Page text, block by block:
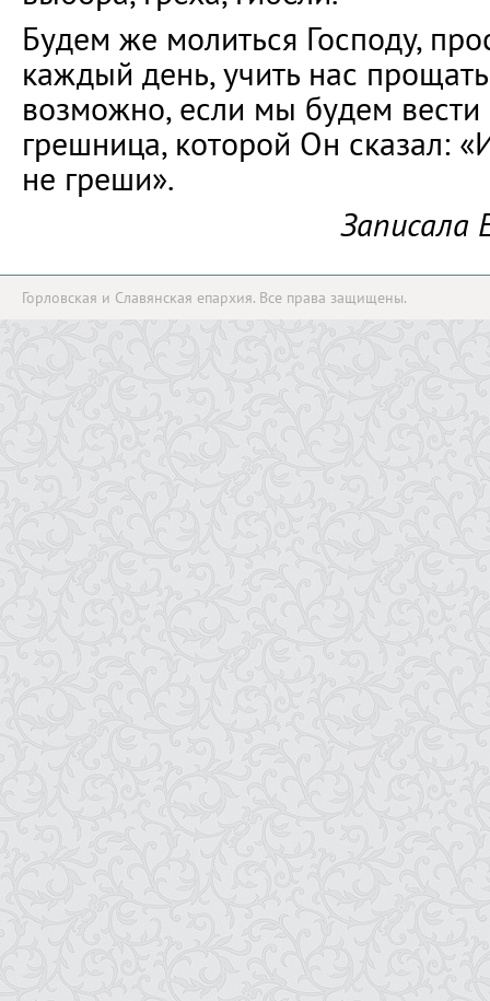
Будем же молиться Господу,
каждый день, учить нас
возможно, если мы будем вести
грешница, которой Он сказал:
не греши».
Записала
Горловская и Славянская епархия. Все права защищены.